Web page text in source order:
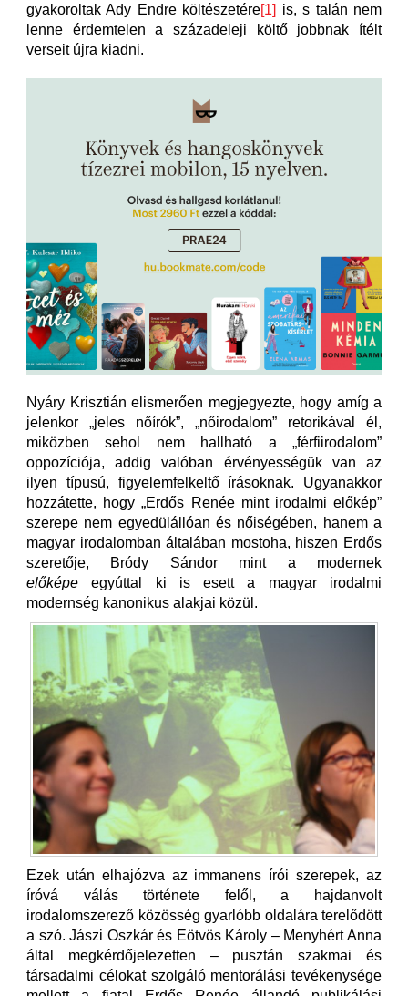
gyakoroltak Ady Endre költészetére[1] is, s talán nem
lenne érdemtelen a századeleji költő jobbnak ítélt
verseit újra kiadni.
Nyáry Krisztián elismerően megjegyezte, hogy amíg a
jelenkor „jeles nőírók”, „nőirodalom” retorikával él,
miközben sehol nem hallható a „férfiirodalom”
oppozíciója, addig valóban érvényességük van az
ilyen típusú, figyelemfelkeltő írásoknak. Ugyanakkor
hozzátette, hogy „Erdős Renée mint irodalmi előkép”
szerepe nem egyedülállóan és nőiségében, hanem a
magyar irodalomban általában mostoha, hiszen Erdős
szeretője, Bródy Sándor mint a modernek
előképe egyúttal ki is esett a magyar irodalmi
modernség kanonikus alakjai közül.
Ezek után elhajózva az immanens írói szerepek, az
íróvá válás története felől, a hajdanvolt
irodalomszerező közösség gyarlóbb oldalára terelődött
a szó. Jászi Oszkár és Eötvös Károly – Menyhért Anna
által megkérdőjelezetten – pusztán szakmai és
társadalmi célokat szolgáló mentorálási tevékenysége